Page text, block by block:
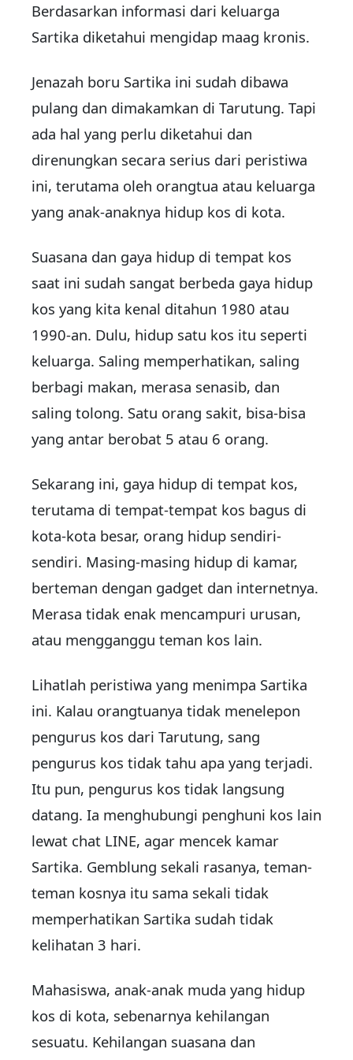
Berdasarkan informasi dari keluarga
Sartika diketahui mengidap maag kronis.
Jenazah boru Sartika ini sudah dibawa
pulang dan dimakamkan di Tarutung. Tapi
ada hal yang perlu diketahui dan
direnungkan secara serius dari peristiwa
ini, terutama oleh orangtua atau keluarga
yang anak-anaknya hidup kos di kota.
Suasana dan gaya hidup di tempat kos
saat ini sudah sangat berbeda gaya hidup
kos yang kita kenal ditahun 1980 atau
1990-an. Dulu, hidup satu kos itu seperti
keluarga. Saling memperhatikan, saling
berbagi makan, merasa senasib, dan
saling tolong. Satu orang sakit, bisa-bisa
yang antar berobat 5 atau 6 orang.
Sekarang ini, gaya hidup di tempat kos,
terutama di tempat-tempat kos bagus di
kota-kota besar, orang hidup sendiri-
sendiri. Masing-masing hidup di kamar,
berteman dengan gadget dan internetnya.
Merasa tidak enak mencampuri urusan,
atau mengganggu teman kos lain.
Lihatlah peristiwa yang menimpa Sartika
ini. Kalau orangtuanya tidak menelepon
pengurus kos dari Tarutung, sang
pengurus kos tidak tahu apa yang terjadi.
Itu pun, pengurus kos tidak langsung
datang. Ia menghubungi penghuni kos lain
lewat chat LINE, agar mencek kamar
Sartika. Gemblung sekali rasanya, teman-
teman kosnya itu sama sekali tidak
memperhatikan Sartika sudah tidak
kelihatan 3 hari.
Mahasiswa, anak-anak muda yang hidup
kos di kota, sebenarnya kehilangan
sesuatu. Kehilangan suasana dan